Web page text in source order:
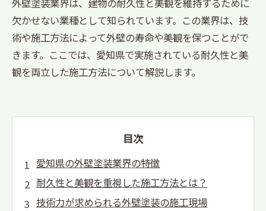
外壁塗装業界は、建物の耐久性と美観を維持するために
欠かせない業種として知られています。この業界は、技
術や施工方法によって外壁の寿命や美観を保つことがで
きます。ここでは、愛知県で実施されている耐久性と美
観を両立した施工方法について解説します。
目次
愛知県の外壁塗装業界の特徴
耐久性と美観を重視した施工方法とは？
技術力が求められる外壁塗装の施工現場